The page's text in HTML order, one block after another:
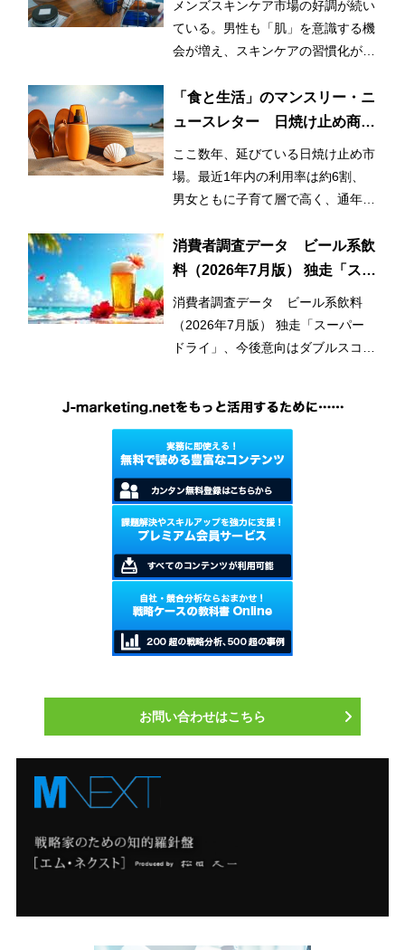
メンズスキンケア市場の好調が続い
ている。男性も「肌」を意識する機
会が増え、スキンケアの習慣化が始
「食と生活」のマンスリー・ニ
ュースレター 日焼け止め商品
の利用率が3割増！ 日常的かつ
早期化・長期化する日焼け止め
市場
ここ数年、延びている日焼け止め市
場。最近1年内の利用率は約6割、
男女ともに子育て層で高く、通年利
とつの要因となっている。
消費者調査データ ビール系飲
料（2026年7月版） 独走「スー
パードライ」、今後意向はダブ
ルスコアに
消費者調査データ ビール系飲料
（2026年7月版） 独走「スーパー
ドライ」、今後意向はダブルスコア
お問い合わせはこちら